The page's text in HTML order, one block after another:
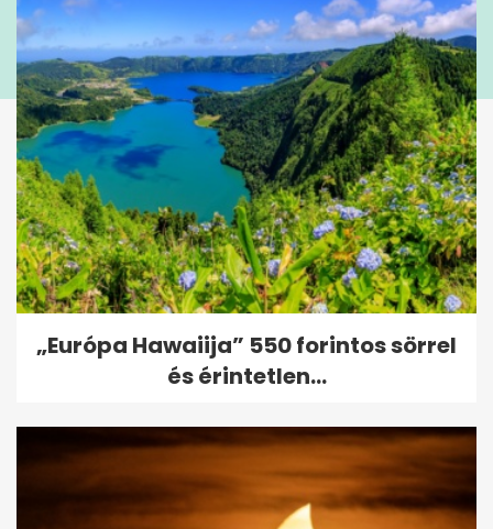
„Európa Hawaiija” 550 forintos sörrel
és érintetlen...